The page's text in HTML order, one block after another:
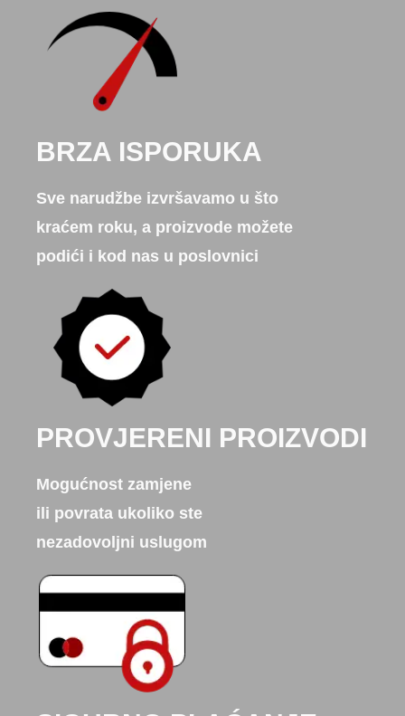
BRZA ISPORUKA
Sve narudžbe izvršavamo u što
kraćem roku, a proizvode možete
podići i kod nas u poslovnici
PROVJERENI PROIZVODI
Mogućnost zamjene
ili povrata ukoliko ste
nezadovoljni uslugom